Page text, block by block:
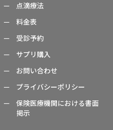
点滴療法
料金表
受診予約
サプリ購入
お問い合わせ
プライバシーポリシー
保険医療機関における書面
掲示